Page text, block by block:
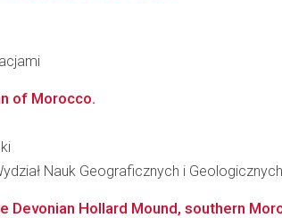
of Morocco.
Nauk Geograficznych i Geologicznych
Hollard Mound, southern